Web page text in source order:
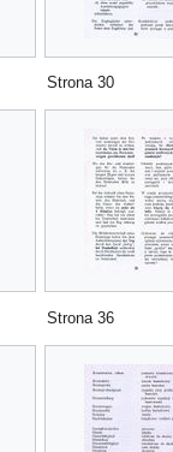
Strona 30
Strona 36